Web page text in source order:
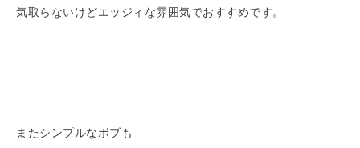
気取らないけどエッジィな雰囲気でおすすめです。
またシンプルなボブも